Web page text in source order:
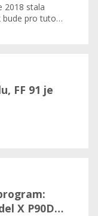
2018 stala
bude pro tuto…
FF 91 je
X P90D…